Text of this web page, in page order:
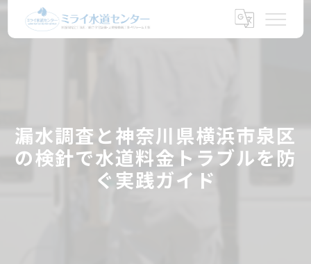
漏水調査と神奈川県横浜市泉区
の検針で水道料金トラブルを防
ぐ実践ガイド